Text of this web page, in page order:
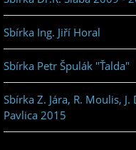
Sbírka Ing. Jiří Horal
Sbírka Petr Špulák "Ťalda"
Sbírka Z. Jára, R. Moulis, J.
Pavlica 2015